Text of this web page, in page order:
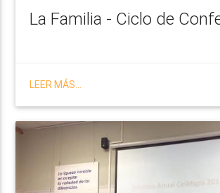
La Familia - Ciclo de
LEER MÁS...